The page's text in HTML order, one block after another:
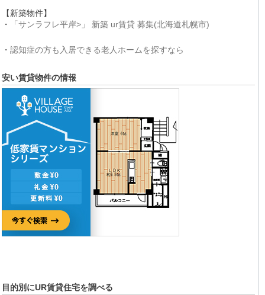
【新築物件】
・
「サンラフレ平岸>」 新築 ur賃貸 募集(北海道札幌市)
・ 認知症の方も入居できる老人ホームを探すなら
安い賃貸物件の情報
目的別にUR賃貸住宅を調べる